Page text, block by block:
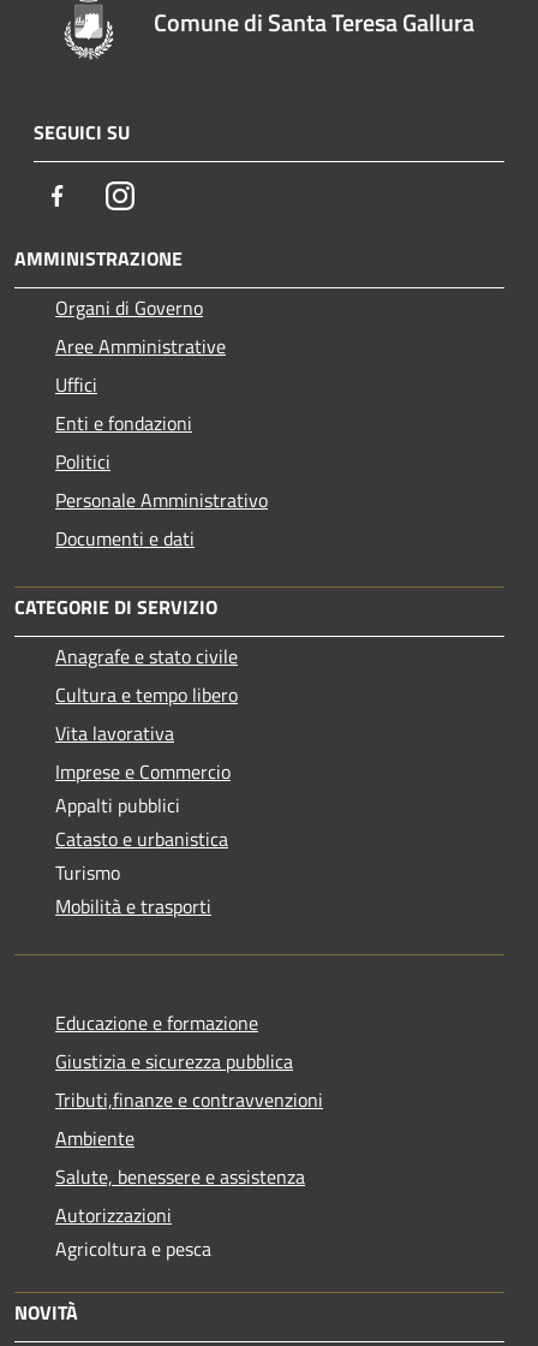
Comune di Santa Teresa Gallura
SEGUICI SU
FacebookInstagram
AMMINISTRAZIONE
Organi di Governo
Aree Amministrative
Uffici
Enti e fondazioni
Politici
Personale Amministrativo
Documenti e dati
CATEGORIE DI SERVIZIO
Anagrafe e stato civile
Cultura e tempo libero
Vita lavorativa
Imprese e Commercio
Appalti pubblici
Catasto e urbanistica
Turismo
Mobilità e trasporti
Educazione e formazione
Giustizia e sicurezza pubblica
Tributi,finanze e contravvenzioni
Ambiente
Salute, benessere e assistenza
Autorizzazioni
Agricoltura e pesca
NOVITÀ